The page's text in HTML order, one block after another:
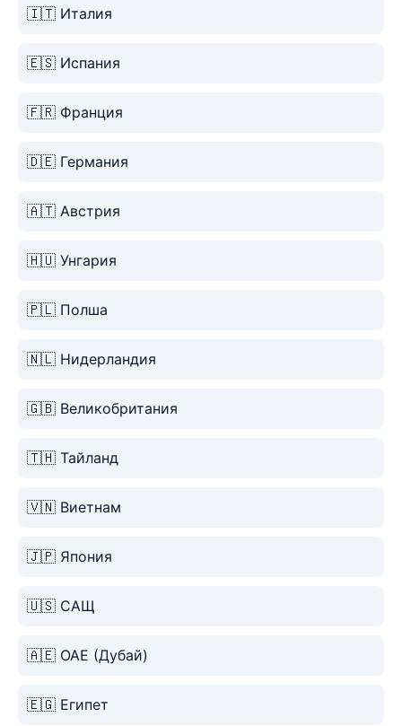
🇮🇹 Италия
🇪🇸 Испания
🇫🇷 Франция
🇩🇪 Германия
🇦🇹 Австрия
🇭🇺 Унгария
🇵🇱 Полша
🇳🇱 Нидерландия
🇬🇧 Великобритания
🇹🇭 Тайланд
🇻🇳 Виетнам
🇯🇵 Япония
🇺🇸 САЩ
🇦🇪 ОАЕ (Дубай)
🇪🇬 Египет